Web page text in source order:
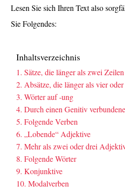
Lesen Sie sich Ihren Text also
Sie Folgendes:
Inhaltsverzeichnis
1. Sätze, die länger als zwei
2. Absätze, die länger als vier
3. Wörter auf -ung
4. Durch einen Genitiv
5. Folgende Verben
6. „Lobende“ Adjektive
7. Mehr als zwei oder drei
8. Folgende Wörter
9. Konjunktive
10. Modalverben